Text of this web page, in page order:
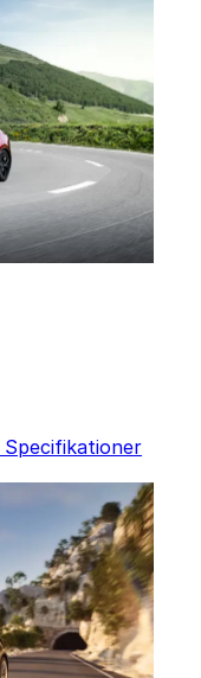
Specifikationer